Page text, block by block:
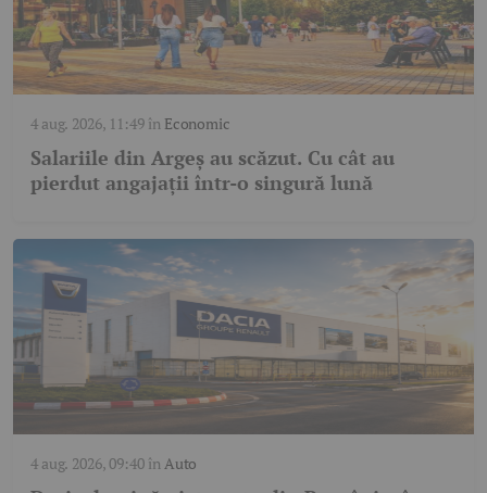
4 aug. 2026, 11:49în Economic
Salariile din Argeș au scăzut. Cu cât au
pierdut angajații într-o singură lună
4 aug. 2026, 09:40în Auto